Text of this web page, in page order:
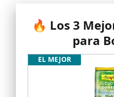
🔥 Los 3
para
EL MEJOR